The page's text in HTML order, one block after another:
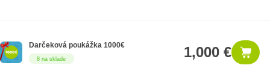
8 na sklade
Darčeková poukážka 1000€ 1,000 €